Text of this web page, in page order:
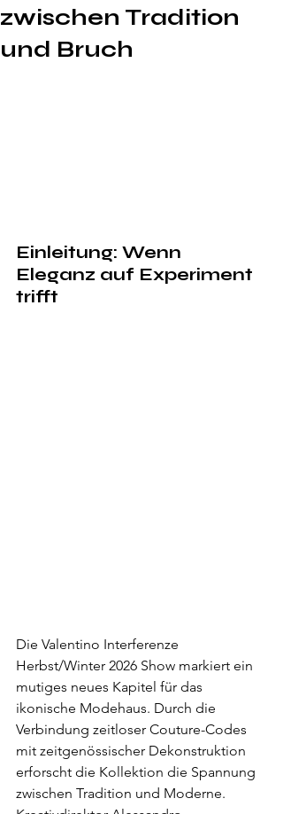
zwischen Tradition
und Bruch
Einleitung: Wenn
Eleganz auf Experiment
trifft
Die Valentino Interferenze
Herbst/Winter 2026 Show markiert ein
mutiges neues Kapitel für das
ikonische Modehaus. Durch die
Verbindung zeitloser Couture-Codes
mit zeitgenössischer Dekonstruktion
erforscht die Kollektion die Spannung
zwischen Tradition und Moderne.